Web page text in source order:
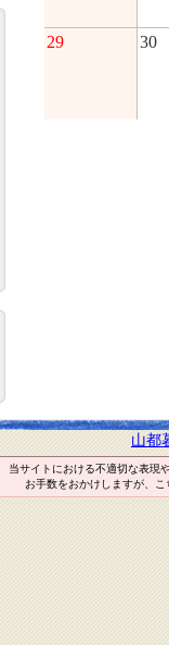
29 30
山都
当サイトにおける不適切な表現
お手数をおかけしますが、こ